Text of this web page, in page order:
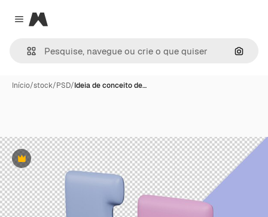
Close menu
Magnific
Início/stock/PSD/Ideia de conceito de…
Premium